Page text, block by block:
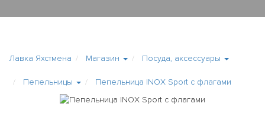
Лавка Яхстмена Магазин Посуда, аксессуары
Пепельницы Пепельница INOX Sport с флагами